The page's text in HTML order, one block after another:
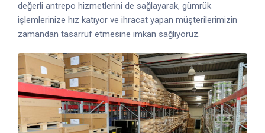
değerli antrepo hizmetlerini de sağlayarak, gümrük
işlemlerinize hız katıyor ve ihracat yapan müşterilerimizin
zamandan tasarruf etmesine imkan sağlıyoruz.